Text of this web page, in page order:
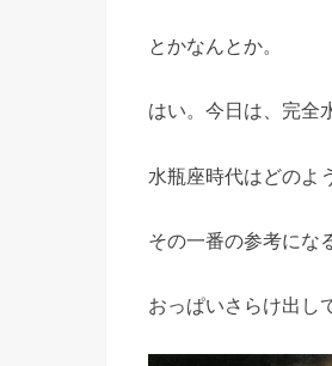
とかなんとか。
はい。今日は、完全
水瓶座時代はどのよ
その一番の参考にな
おっぱいさらけ出し